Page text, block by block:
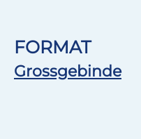
FORMAT
Grossgebinde